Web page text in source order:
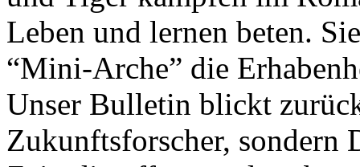
Leben und lernen beten.
“Mini-Arche” die
Unser Bulletin blickt
Zukunftsforscher, sondern